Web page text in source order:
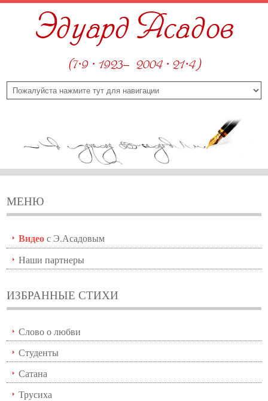
Эдуард Асадов
(7·9 · 1923—2004 · 21·4)
МЕНЮ
Видеос Э.Асадовым
Наши партнеры
ИЗБРАННЫЕ СТИХИ
Слово о любви
Студенты
Сатана
Трусиха